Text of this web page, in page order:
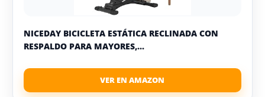
NICEDAY BICICLETA ESTÁTICA RECLINADA CON
RESPALDO PARA MAYORES,...